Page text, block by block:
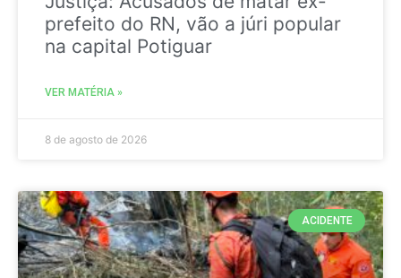
prefeito do RN, vão a júri popular
na capital Potiguar
VER MATÉRIA »
8 de agosto de 2026
ACIDENTE